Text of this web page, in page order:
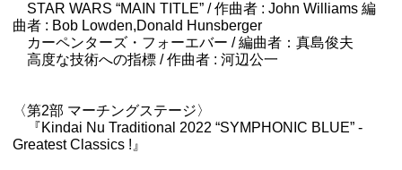
STAR WARS “MAIN TITLE” / 作曲者 : John Williams 編
曲者 : Bob Lowden,Donald Hunsberger
カーペンターズ・フォーエバー / 編曲者：真島俊夫
高度な技術への指標 / 作曲者 : 河辺公一
〈第2部 マーチングステージ〉
『Kindai Nu Traditional 2022 “SYMPHONIC BLUE” -
Greatest Classics !』